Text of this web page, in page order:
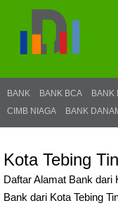
BANK BANK BCA BANK
CIMB NIAGA
BANK
Kota Tebing
Daftar Alamat Bank dari
Bank dari Kota Tebing